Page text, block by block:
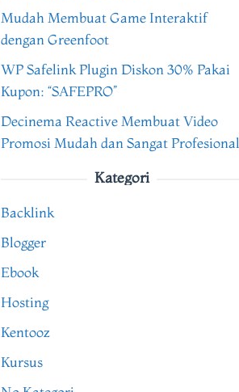
Mudah Membuat Game Interaktif
dengan Greenfoot
WP Safelink Plugin Diskon 30% Pakai
Kupon: “SAFEPRO”
Decinema Reactive Membuat Video
Promosi Mudah dan Sangat Profesional
Kategori
Backlink
Blogger
Ebook
Hosting
Kentooz
Kursus